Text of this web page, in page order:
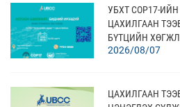
УБХТ COP17-
ЦАХИЛГААН
БҮТЦИЙН
2026/08/07
ЦАХИЛГААН